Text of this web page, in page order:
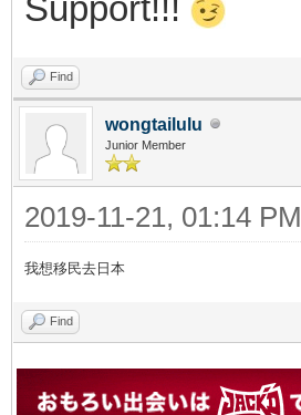
Find
wongtailulu
Junior Member
2019-11-21, 01:14 PM
我想移民去日本
Find